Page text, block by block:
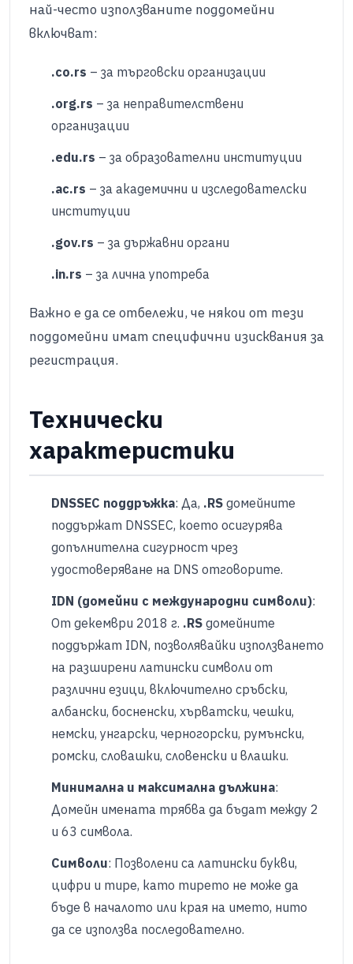
най-често използваните поддомейни
включват:​
.co.rs – за търговски организации
.org.rs – за неправителствени
организации
.edu.rs – за образователни институции
.ac.rs – за академични и изследователски
институции
.gov.rs – за държавни органи
.in.rs – за лична употреба​
Важно е да се отбележи, че някои от тези
поддомейни имат специфични изисквания за
регистрация. ​
Технически
характеристики
DNSSEC поддръжка: Да, .RS домейните
поддържат DNSSEC, което осигурява
допълнителна сигурност чрез
удостоверяване на DNS отговорите.
IDN (домейни с международни символи):
От декември 2018 г. .RS домейните
поддържат IDN, позволявайки използването
на разширени латински символи от
различни езици, включително сръбски,
албански, босненски, хърватски, чешки,
немски, унгарски, черногорски, румънски,
ромски, словашки, словенски и влашки.
Минимална и максимална дължина:
Домейн имената трябва да бъдат между 2
и 63 символа.
Символи: Позволени са латински букви,
цифри и тире, като тирето не може да
бъде в началото или края на името, нито
да се използва последователно.​